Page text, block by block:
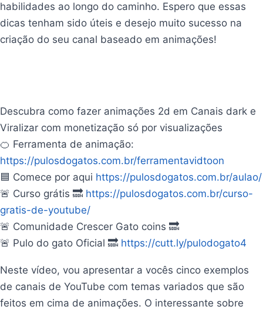
habilidades ao longo do caminho. Espero que essas
dicas tenham sido úteis e desejo muito sucesso na
criação do seu canal baseado em animações!
Descubra como fazer animações 2d em Canais dark e
Viralizar com monetização só por visualizações
🍊 Ferramenta de animação:
https://pulosdogatos.com.br/ferramentavidtoon
🟦 Comece por aqui https://pulosdogatos.com.br/aulao/
🚨 Curso grátis 🔜 https://pulosdogatos.com.br/curso-
gratis-de-youtube/
🚨 Comunidade Crescer Gato coins 🔜
🚨 Pulo do gato Oficial 🔜 https://cutt.ly/pulodogato4
Neste vídeo, vou apresentar a vocês cinco exemplos
de canais de YouTube com temas variados que são
feitos em cima de animações. O interessante sobre